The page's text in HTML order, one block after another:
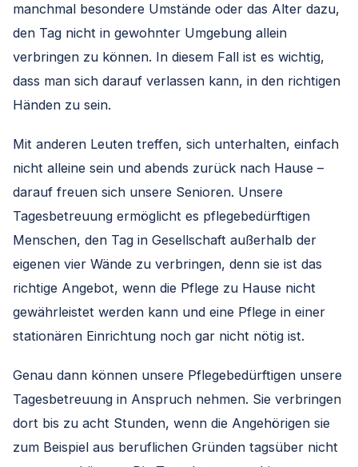
manchmal besondere Umstände oder das Alter dazu,
den Tag nicht in gewohnter Umgebung allein
verbringen zu können. In diesem Fall ist es wichtig,
dass man sich darauf verlassen kann, in den richtigen
Händen zu sein.
Mit anderen Leuten treffen, sich unterhalten, einfach
nicht alleine sein und abends zurück nach Hause –
darauf freuen sich unsere Senioren. Unsere
Tagesbetreuung ermöglicht es pflegebedürftigen
Menschen, den Tag in Gesellschaft außerhalb der
eigenen vier Wände zu verbringen, denn sie ist das
richtige Angebot, wenn die Pflege zu Hause nicht
gewährleistet werden kann und eine Pflege in einer
stationären Einrichtung noch gar nicht nötig ist.
Genau dann können unsere Pflegebedürftigen unsere
Tagesbetreuung in Anspruch nehmen. Sie verbringen
dort bis zu acht Stunden, wenn die Angehörigen sie
zum Beispiel aus beruflichen Gründen tagsüber nicht